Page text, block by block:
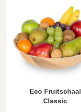
Eco Fruitschaal
Classic